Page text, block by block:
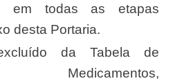
em todas as etapas
desta Portaria.
Medicamentos,